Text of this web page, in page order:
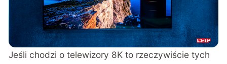
Jeśli chodzi o telewizory 8K to rzeczywiście tych